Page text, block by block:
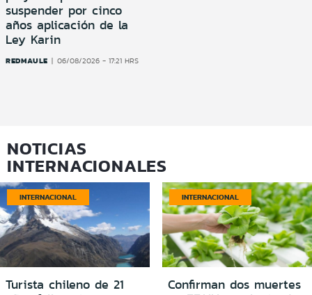
suspender por cinco
años aplicación de la
Ley Karin
REDMAULE 06/08/2026 - 17:21 HRS
NOTICIAS
INTERNACIONALES
INTERNACIONAL
Turista chileno de 21
INTERNACIONAL
Confirman dos muertes